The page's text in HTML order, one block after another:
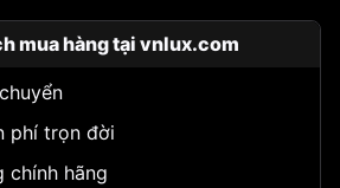
mua hàng tại vnlux.com
phí trọn đời
chính hãng